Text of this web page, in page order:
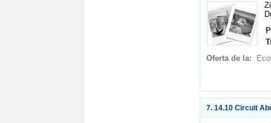
Oferta de la:
7. 14.10 Circuit